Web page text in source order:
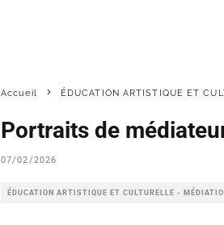
Accueil ÉDUCATION ARTISTIQUE ET
Portraits de
07/02/2026
ÉDUCATION ARTISTIQUE ET CULTURELLE -